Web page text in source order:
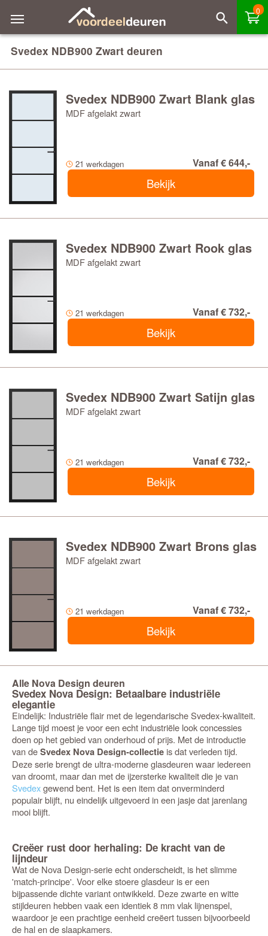
0
Svedex NDB900 Zwart deuren
Svedex NDB900 Zwart Blank glas
MDF afgelakt zwart
21 werkdagen Vanaf € 644,-
Bekijk
Svedex NDB900 Zwart Rook glas
MDF afgelakt zwart
21 werkdagen Vanaf € 732,-
Bekijk
Svedex NDB900 Zwart Satijn glas
MDF afgelakt zwart
21 werkdagen Vanaf € 732,-
Bekijk
Svedex NDB900 Zwart Brons glas
MDF afgelakt zwart
21 werkdagen Vanaf € 732,-
Bekijk
Alle Nova Design deuren
Svedex Nova Design: Betaalbare industriële
elegantie
Eindelijk: Industriële flair met de legendarische Svedex-kwaliteit.
Lange tijd moest je voor een echt industriële look concessies
doen op het gebied van onderhoud of prijs. Met de introductie
van deSvedex Nova Design-collectie is dat verleden tijd.
Deze serie brengt de ultra-moderne glasdeuren waar iedereen
van droomt, maar dan met de ijzersterke kwaliteit die je van
Svedexgewend bent. Het is een item dat onverminderd
populair blijft, nu eindelijk uitgevoerd in een jasje dat jarenlang
mooi blijft.
Creëer rust door herhaling: De kracht van de
lijndeur
Wat de Nova Design-serie echt onderscheidt, is het slimme
'match-principe'. Voor elke stoere glasdeur is er een
bijpassende dichte variant ontwikkeld. Deze zwarte en witte
stijldeuren hebben vaak een identiek 8 mm vlak lijnenspel,
waardoor je een prachtige eenheid creëert tussen bijvoorbeeld
de hal en de slaapkamers.